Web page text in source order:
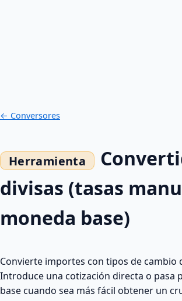
← Conversores
divisas (tasas
moneda base)
Convierte importes con tipos de cambio
Introduce una cotización directa o pasa
base cuando sea más fácil obtener un